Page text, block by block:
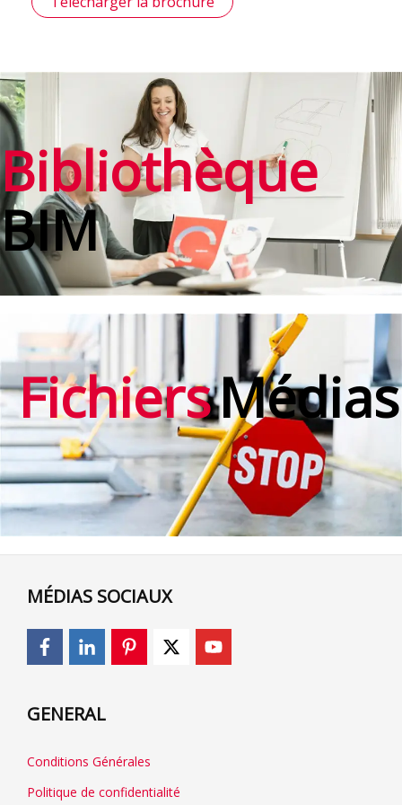
Bibliothèque
BIM
FichiersMédias
MÉDIAS SOCIAUX
GENERAL
Conditions Générales
Politique de confidentialité